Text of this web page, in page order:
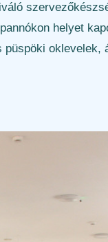
helyet
oklevelek,